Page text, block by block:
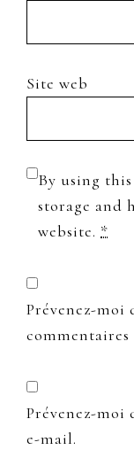
Site web
By using
storage and
website. *
Prévenez-moi
Prévenez-moi
e-mail.